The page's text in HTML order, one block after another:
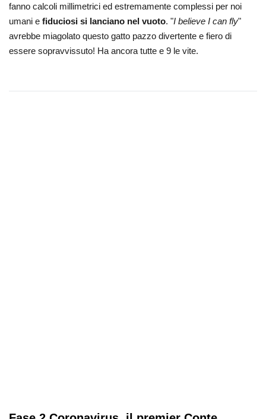
fanno calcoli millimetrici ed estremamente complessi per noi
umani e fiduciosi si lanciano nel vuoto. "I believe I can fly"
avrebbe miagolato questo gatto pazzo divertente e fiero di
essere sopravvissuto! Ha ancora tutte e 9 le vite.